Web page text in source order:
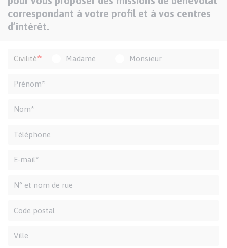
correspondant à votre profil et à vos centres
d’intérêt.
Formulaire
Civilité Madame Monsieur